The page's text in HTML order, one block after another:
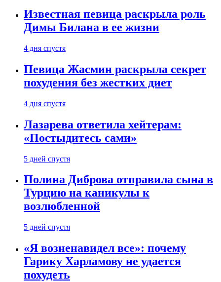
Известная певица раскрыла роль
Димы Билана в ее жизни
4 дня спустя
Певица Жасмин раскрыла секрет
похудения без жестких диет
4 дня спустя
Лазарева ответила хейтерам:
«Постыдитесь сами»
5 дней спустя
Полина Диброва отправила сына в
Турцию на каникулы к
возлюбленной
5 дней спустя
«Я возненавидел все»: почему
Гарику Харламову не удается
похудеть